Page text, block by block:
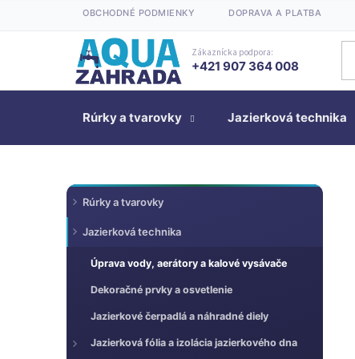
OBCHODNÉ PODMIENKY DOPRAVA A PLATBA
Zákaznícka podpora:
+421 907 364 008
Rúrky a tvarovky Jazierková technika
B
o
č
n
Preskočiť
kategórie
K
a
e
e
Rúrky a tvarovky
Jazierková technika
Úprava vody, aerátory a kalové vysávače
Dekoračné prvky a osvetlenie
Jazierkové čerpadlá a náhradné diely
Jazierková fólia a izolácia jazierkového dna